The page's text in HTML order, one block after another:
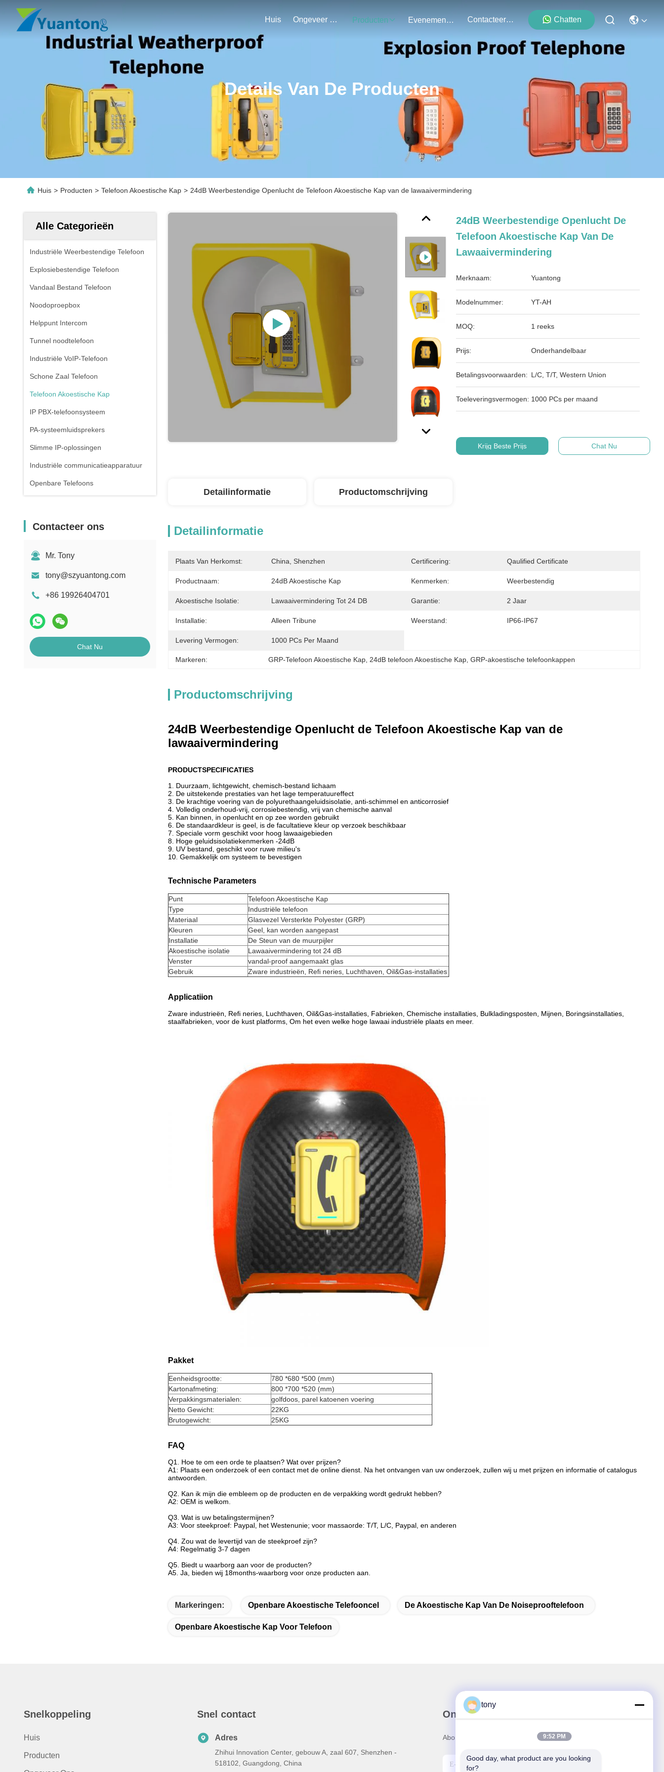
Huis Ongeveer Ons Producten Evenementen Contacteer Ons Chatten
Details Van De Producten
Huis > Producten > Telefoon Akoestische Kap > 24dB Weerbestendige Openlucht de Telefoon Akoestische Kap van de lawaaivermindering
Alle Categorieën
Industriële Weerbestendige Telefoon
Explosiebestendige Telefoon
Vandaal Bestand Telefoon
Noodoproepbox
Helppunt Intercom
Tunnel noodtelefoon
Industriële VoIP-Telefoon
Schone Zaal Telefoon
Telefoon Akoestische Kap
IP PBX-telefoonsysteem
PA-systeemluidsprekers
Slimme IP-oplossingen
Industriële communicatieapparatuur
Openbare Telefoons
Contacteer ons
Mr. Tony
tony@szyuantong.com
+86 19926404701
Chat Nu
24dB Weerbestendige Openlucht De
Telefoon Akoestische Kap Van De
Lawaaivermindering
Merknaam: Yuantong
Modelnummer: YT-AH
MOQ: 1 reeks
Prijs: Onderhandelbaar
Betalingsvoorwaarden: L/C, T/T, Western Union
Toeleveringsvermogen: 1000 PCs per maand
Krijg Beste Prijs Chat Nu
Detailinformatie Productomschrijving
Detailinformatie
Plaats Van Herkomst: China, Shenzhen Certificering: Qaulified Certificate
Productnaam: 24dB Akoestische Kap Kenmerken: Weerbestendig
Akoestische Isolatie: Lawaaivermindering Tot 24 DB Garantie: 2 Jaar
Installatie: Alleen Tribune Weerstand: IP66-IP67
Levering Vermogen: 1000 PCs Per Maand
Markeren: GRP-Telefoon Akoestische Kap 24dB telefoon Akoestische Kap , GRP-akoestische telefoonkappen
Productomschrijving
24dB Weerbestendige Openlucht de Telefoon Akoestische Kap van de
lawaaivermindering
PRODUCTSPECIFICATIES
1. Duurzaam, lichtgewicht, chemisch-bestand lichaam
2. De uitstekende prestaties van het lage temperatuureffect
3. De krachtige voering van de polyurethaangeluidsisolatie, anti-schimmel en anticorrosief
4. Volledig onderhoud-vrij, corrosiebestendig, vrij van chemische aanval
5. Kan binnen, in openlucht en op zee worden gebruikt
6. De standaardkleur is geel, is de facultatieve kleur op verzoek beschikbaar
7. Speciale vorm geschikt voor hoog lawaaigebieden
8. Hoge geluidsisolatiekenmerken -24dB
9. UV bestand, geschikt voor ruwe milieu's
10. Gemakkelijk om systeem te bevestigen
Technische Parameters
Punt
Telefoon Akoestische Kap
Type
Industriële telefoon
Materiaal
Glasvezel Versterkte Polyester (GRP)
Kleuren
Geel, kan worden aangepast
Installatie
De Steun van de muurpijler
Akoestische isolatie
Lawaaivermindering tot 24 dB
Venster
vandal-proof aangemaakt glas
Gebruik
Zware industrieën, Refi neries, Luchthaven, Oil&Gas-installaties
Applicatiion
Zware industrieën, Refi neries, Luchthaven, Oil&Gas-installaties, Fabrieken, Chemische installaties, Bulkladingsposten, Mijnen, Boringsinstallaties,
staalfabrieken, voor de kust platforms, Om het even welke hoge lawaai industriële plaats en meer.
Pakket
Eenheidsgrootte:
780 *680 *500 (mm)
Kartonafmeting:
800 *700 *520 (mm)
Verpakkingsmaterialen:
golfdoos, parel katoenen voering
Netto Gewicht:
22KG
Brutogewicht:
25KG
FAQ
Q1. Hoe te om een orde te plaatsen? Wat over prijzen?
A1: Plaats een onderzoek of een contact met de online dienst. Na het ontvangen van uw onderzoek, zullen wij u met prijzen en informatie of catalogus
antwoorden.
Q2. Kan ik mijn die embleem op de producten en de verpakking wordt gedrukt hebben?
A2: OEM is welkom.
Q3. Wat is uw betalingstermijnen?
A3: Voor steekproef: Paypal, het Westenunie; voor massaorde: T/T, L/C, Paypal, en anderen
Q4. Zou wat de levertijd van de steekproef zijn?
A4: Regelmatig 3-7 dagen
Q5. Biedt u waarborg aan voor de producten?
A5. Ja, bieden wij 18months-waarborg voor onze producten aan.
Markeringen: Openbare Akoestische Telefooncel De Akoestische Kap Van De Noiseprooftelefoon
Openbare Akoestische Kap Voor Telefoon
Snelkoppeling
Huis
Producten
Snel contact
Adres
Zhihui Innovation Center, gebouw A, zaal 607, Shenzhen -
518102, Guangdong, China
Onze Nieuwsbrief
Abonneer u op onze nieuwsbrief voor kortingen en meer.
tony
9:52 PM
Good day, what product are you looking
for?